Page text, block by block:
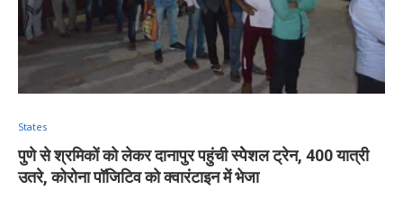
States
पुणे से श्रमिकों को लेकर दानापुर पहुंची स्पेेशल ट्रेन, 400 यात्री
उतरे, कोरोना पॉजिटिव को क्वारंटाइन में भेजा